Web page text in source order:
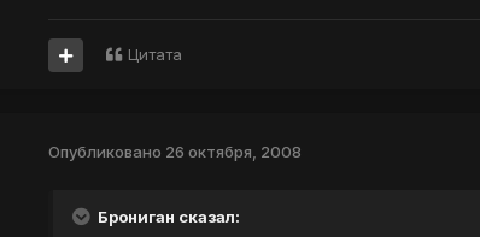
Цитата
Опубликовано 26 октября, 2008
Брониган сказал: